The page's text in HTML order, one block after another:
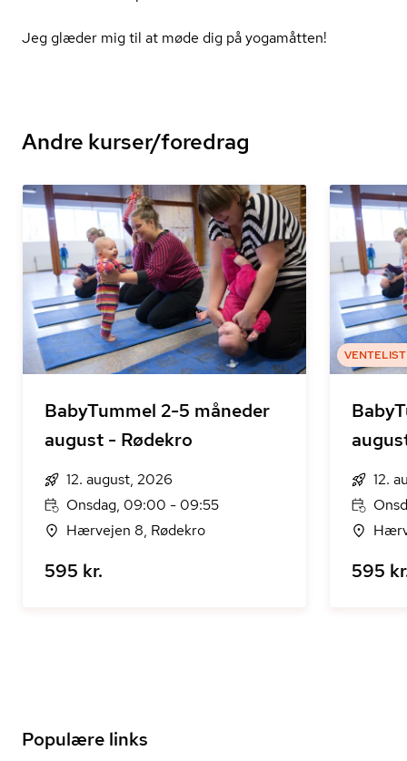
Jeg glæder mig til at møde dig på yogamåtten!
Andre kurser/foredrag
BabyTummel 2-5 måneder
august - Rødekro
12. august, 2026
Onsdag, 09:00 - 09:55
Hærvejen 8, Rødekro
595 kr.
12.
595
Populære links